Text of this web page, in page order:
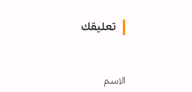
تعليقك
الاسم